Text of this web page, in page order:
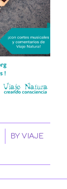
BY VIAJE